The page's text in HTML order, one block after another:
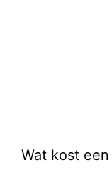
Wat kost